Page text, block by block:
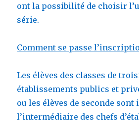
ont la possibilité de choisir
série.
Comment se passe
Les élèves des classes de
établissements publics et
ou les élèves de seconde
l’intermédiaire des chefs